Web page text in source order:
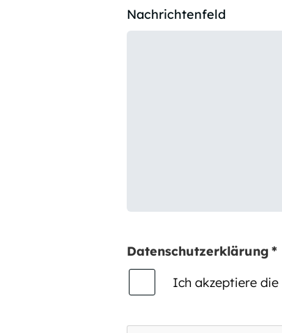
Nachrichtenfeld
Datenschutzerklärung *
Ich akzeptiere die